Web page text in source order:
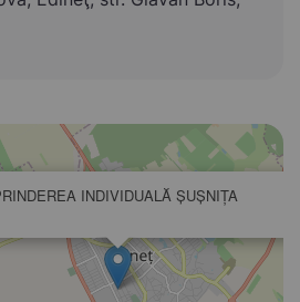
INDIVIDUALĂ ŞUŞNIŢA